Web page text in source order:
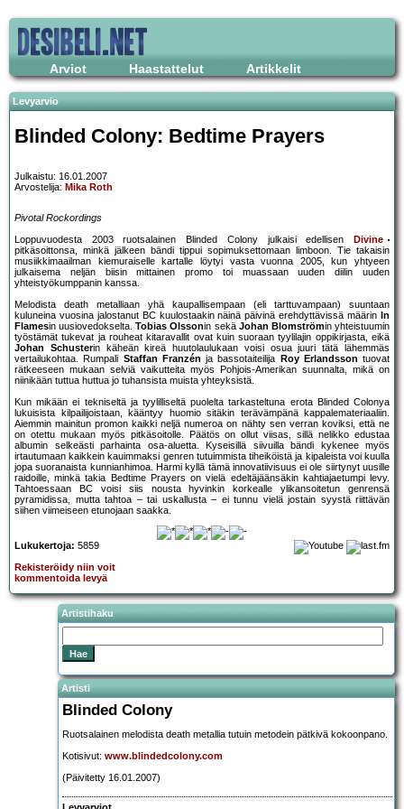
Arviot Haastattelut Artikkelit
Levyarvio
Blinded Colony: Bedtime Prayers
Julkaistu: 16.01.2007
Arvostelija: Mika Roth
Pivotal Rockordings
Loppuvuodesta 2003 ruotsalainen Blinded Colony julkaisi edellisen
Divine
pitkäsoittonsa, minkä jälkeen bändi tippui sopimuksettomaan limboon. Tie takaisin
musiikkimaailman kiemuraiselle kartalle löytyi vasta vuonna 2005, kun yhtyeen
julkaisema neljän biisin mittainen promo toi muassaan uuden diilin uuden
yhteistyökumppanin kanssa.
Melodista death metalliaan yhä kaupallisempaan (eli tarttuvampaan) suuntaan
kuluneina vuosina jalostanut BC kuulostaakin näinä päivinä erehdyttävissä määrin In
Flamesin uusiovedokselta.Tobias Olssonin sekä Johan Blomströmin yhteistuumin
työstämät tukevat ja rouheat kitaravallit ovat kuin suoraan tyylilajin oppikirjasta, eikä
Johan Schusterin käheän kireä huutolaulukaan voisi osua juuri tätä lähemmäs
vertailukohtaa. Rumpali Staffan Franzén ja bassotaiteilija Roy Erlandsson tuovat
rätkeeseen mukaan selviä vaikutteita myös Pohjois-Amerikan suunnalta, mikä on
niinikään tuttua huttua jo tuhansista muista yhteyksistä.
Kun mikään ei tekniseltä ja tyylilliseltä puolelta tarkasteltuna erota Blinded Colonya
lukuisista kilpailijoistaan, kääntyy huomio sitäkin terävämpänä kappalemateriaaliin.
Aiemmin mainitun promon kaikki neljä numeroa on nähty sen verran koviksi, että ne
on otettu mukaan myös pitkäsoitolle. Päätös on ollut viisas, sillä nelikko edustaa
albumin selkeästi parhainta osa-aluetta. Kyseisillä siivuilla bändi kykenee myös
irtautumaan kaikkein kauimmaksi genren tutuimmista tiheiköistä ja kipaleista voi kuulla
jopa suoranaista kunnianhimoa. Harmi kyllä tämä innovatiivisuus ei ole siirtynyt uusille
raidoille, minkä takia Bedtime Prayers on vielä edeltäjäänsäkin kahtiajaetumpi levy.
Tahtoessaan BC voisi siis nousta hyvinkin korkealle ylikansoitetun genrensä
pyramidissa, mutta tahtoa – tai uskallusta – ei tunnu vielä jostain syystä riittävän
siihen viimeiseen etunojaan saakka.
Lukukertoja: 5859
Rekisteröidy niin voit
kommentoida levyä
Artistihaku
Artisti
Blinded Colony
Ruotsalainen melodista death metallia tutuin metodein pätkivä kokoonpano.
Kotisivut: www.blindedcolony.com
(Päivitetty 16.01.2007)